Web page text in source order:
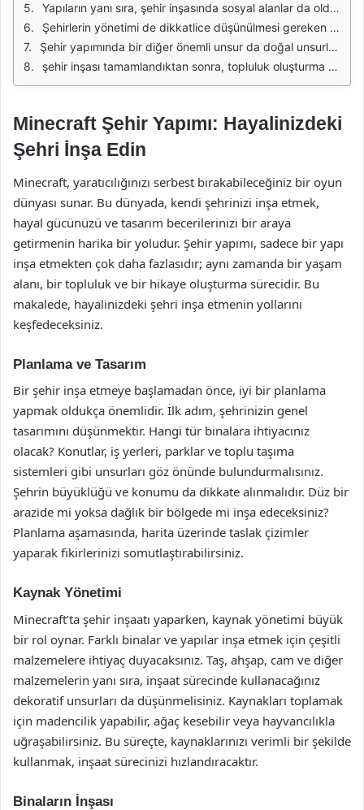
Yapıların yanı sıra, şehir inşasında sosyal alanlar da oldukça önemlidir. Parklar, meydanlar ve eğlence mekanları, şehir yaşamının dinamiklerini artırır. Bu alanlar, oyuncuların sadece inşa etmekle kalmayıp, aynı zamanda şehrin sosyal yapısını da tasarlamalarına olanak tanır. Şehirde bir kütüphane, bir sinema veya bir spor kompleksi inşa etmek, şehri daha canlı ve etkileşimli hale getirir.
Şehirlerin yönetimi de dikkatlice düşünülmesi gereken bir konudur. Oyuncular, şehirdeki işlevlerin düzenlenmesi, ulaşım sistemlerinin oluşturulması ve insan hareketliliğinin sağlanması gibi unsurları göz önünde bulundurmalıdır. Ulaşım yolları, şehirlerin akışını etkileyen önemli etkenlerden biridir. Tren hatları, otobüs durakları ve bisiklet yolları gibi ulaşım seçenekleri, şehrin daha erişilebilir olmasını sağlar.
Şehir yapımında bir diğer önemli unsur da doğal unsurlardır. Su kaynakları, dağlar ve ormanlar, şehrin estetiğini ve doğa ile olan dengesini artırır. Doğayı şehirle bir araya getirmek, hem görsel olarak çekici bir görünüm sağlar hem de oyunculara doğal alanlarda dinlenme ve eğlenme fırsatı sunar. Bu unsurları göz önünde bulundurarak, şehrin çevresini düzenlemek, daha dengeli bir yaşam alanı yaratır.
şehir inşası tamamlandıktan sonra, topluluk oluşturma ve etkileşimde bulunma aşamasına geçilir. Diğer oyuncularla birlikte çalışmak, şehirde etkinlikler düzenlemek ve birbirinizin projelerini desteklemek, Minecraft dünyasını daha eğlenceli hale getirir. Hayalinizdeki şehri inşa etmek, sadece bir yapı oluşturmak değil, aynı zamanda bir topluluk oluşturmak ve bu topluluğu geliştirmekle ilgilidir.
Minecraft Şehir Yapımı: Hayalinizdeki
Şehri İnşa Edin
Minecraft, yaratıcılığınızı serbest bırakabileceğiniz bir oyun
dünyası sunar. Bu dünyada, kendi şehrinizi inşa etmek,
hayal gücünüzü ve tasarım becerilerinizi bir araya
getirmenin harika bir yoludur. Şehir yapımı, sadece bir yapı
inşa etmekten çok daha fazlasıdır; aynı zamanda bir yaşam
alanı, bir topluluk ve bir hikaye oluşturma sürecidir. Bu
makalede, hayalinizdeki şehri inşa etmenin yollarını
keşfedeceksiniz.
Planlama ve Tasarım
Bir şehir inşa etmeye başlamadan önce, iyi bir planlama
yapmak oldukça önemlidir. İlk adım, şehrinizin genel
tasarımını düşünmektir. Hangi tür binalara ihtiyacınız
olacak? Konutlar, iş yerleri, parklar ve toplu taşıma
sistemleri gibi unsurları göz önünde bulundurmalısınız.
Şehrin büyüklüğü ve konumu da dikkate alınmalıdır. Düz bir
arazide mi yoksa dağlık bir bölgede mi inşa edeceksiniz?
Planlama aşamasında, harita üzerinde taslak çizimler
yaparak fikirlerinizi somutlaştırabilirsiniz.
Kaynak Yönetimi
Minecraft’ta şehir inşaatı yaparken, kaynak yönetimi büyük
bir rol oynar. Farklı binalar ve yapılar inşa etmek için çeşitli
malzemelere ihtiyaç duyacaksınız. Taş, ahşap, cam ve diğer
malzemelerin yanı sıra, inşaat sürecinde kullanacağınız
dekoratif unsurları da düşünmelisiniz. Kaynakları toplamak
için madencilik yapabilir, ağaç kesebilir veya hayvancılıkla
uğraşabilirsiniz. Bu süreçte, kaynaklarınızı verimli bir şekilde
kullanmak, inşaat sürecinizi hızlandıracaktır.
Binaların İnşası